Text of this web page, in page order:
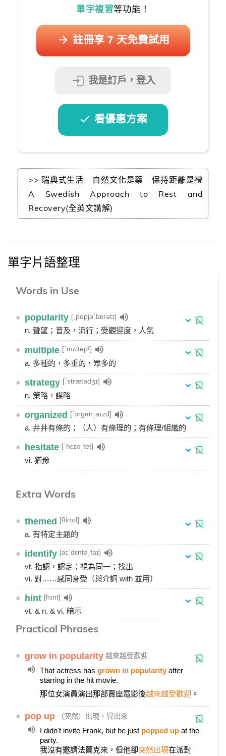
單字複習等功能！
註冊享 7 天免費試用
我是訂戶，登入
看優惠方案
>> 瑞典式生活 自然文化是藥 保持距離是禮
A Swedish Approach to Rest and
Recovery(全英文講解)
單字片語整理
Words in Use
● popularity [͵pɑpjəˋlærətɪ]
n. 聲望；普及，流行；受觀迎度，人氣
● multiple [ˋmʌltəp!]
a. 多種的，多重的，眾多的
● strategy [ˋstrætədʒɪ]
n. 策略，謀略
● organized [ˋɔrgən͵aɪzd]
a. 井井有條的；（人）有條理的；有條理/組織的
● hesitate [ˋhɛzə͵tet]
vi. 猶豫
Extra Words
● themed [θimd]
a. 有特定主題的
● identify [aɪˋdɛntə͵faɪ]
vt. 指認，認定；視為同一；找出
vi. 對……感同身受（與介詞 with 並用）
● hint [hɪnt]
vt. & n. & vi. 暗示
Practical Phrases
● grow in popularity 越來越受歡迎
That actress has grown in popularity after
starring in the hit movie.
那位女演員演出那部賣座電影後越來越受歡迎 。
● pop up （突然）出現，冒出來
I didn't invite Frank, but he just popped up at the
party.
我沒有邀請法蘭克來，但他卻突然出現在派對